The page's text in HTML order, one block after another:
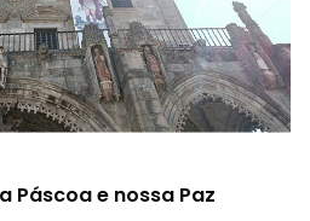
Páscoa e nossa Paz